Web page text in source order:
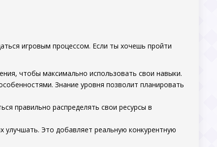
игровым процессом. Если ты хочешь пройти
чтобы максимально использовать свои навыки.
Знание уровня позволит планировать
правильно распределять свои ресурсы в
улучшать. Это добавляет реальную конкурентную